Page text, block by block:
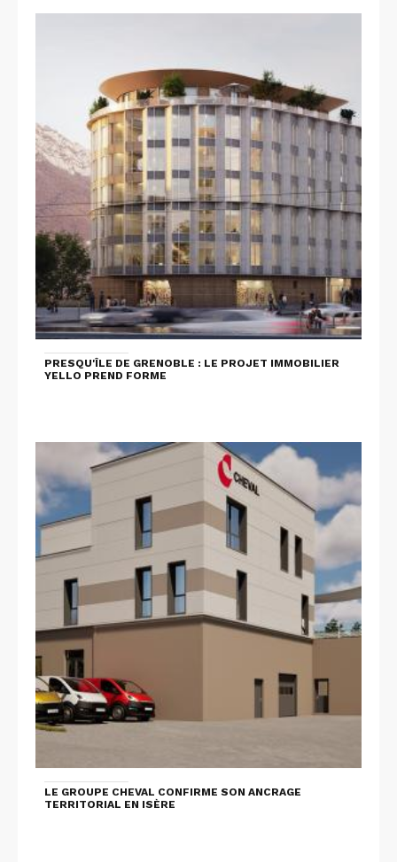
PRESQU'ÎLE DE GRENOBLE : LE PROJET IMMOBILIER
YELLO PREND FORME
LE GROUPE CHEVAL CONFIRME SON ANCRAGE
TERRITORIAL EN ISÈRE